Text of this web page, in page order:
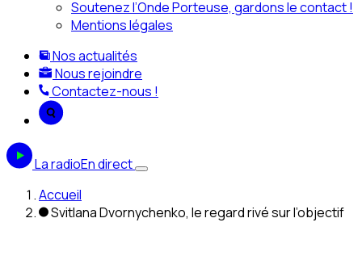
Soutenez l’Onde Porteuse, gardons le contact !
Mentions légales
Nos actualités
Nous rejoindre
Contactez-nous !
La radioEn direct
Accueil
Svitlana Dvornychenko, le regard rivé sur l’objectif